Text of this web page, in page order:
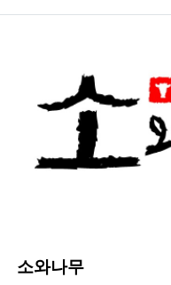
소와나무